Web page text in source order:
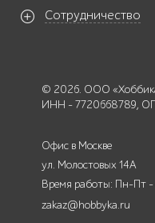
Сотрудничество
© 2026. ООО
ИНН - 7720668789,
Офис в Москве
ул. Молостовых 14А
Время работы: Пн-Пт -
zakaz@hobbyka.ru